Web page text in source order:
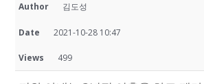
Author 김도성
Date 2021-10-28 10:47
Views 499